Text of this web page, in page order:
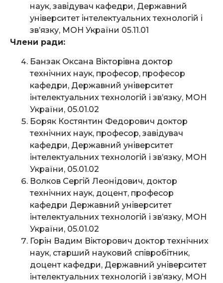
наук, завідувач кафедри, Державний
університет інтелектуальних технологій і
зв’язку, МОН України 05.11.01
Члени ради:
Банзак Оксана Вікторівна доктор
технічних наук, професор, професор
кафедри, Державний університет
інтелектуальних технологій і зв’язку, МОН
України, 05.01.02
Боряк Костянтин Федорович доктор
технічних наук, професор, завідувач
кафедри, Державний університет
інтелектуальних технологій і зв’язку, МОН
України, 05.01.02
Волков Сергій Леонідович, доктор
технічних наук, доцент, професор
кафедри Державний університет
інтелектуальних технологій і зв’язку, МОН
України, 05.01.02
Горін Вадим Вікторович доктор технічних
наук, старший науковий співробітник,
доцент кафедри, Державний університет
інтелектуальних технологій і зв’язку, МОН